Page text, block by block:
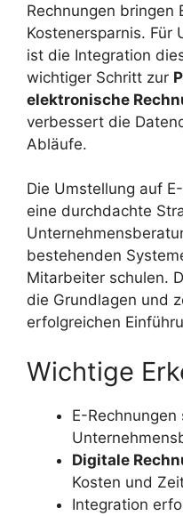
Rechnungen bringen
Kostenersparnis. Für
ist die Integration
wichtiger Schritt zur
elektronische
verbessert die
Abläufe.
Die Umstellung auf
eine durchdachte
bestehenden
Mitarbeiter schulen.
die Grundlagen und
erfolgreichen
Wichtige
E-
Digitale
Kosten und
Integration